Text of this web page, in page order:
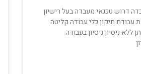
דרוש טכנאי מעבדה בעל רישיון
תיקון כלי עבודה קליטה
ללא ניסיון ניסיון בעבודה